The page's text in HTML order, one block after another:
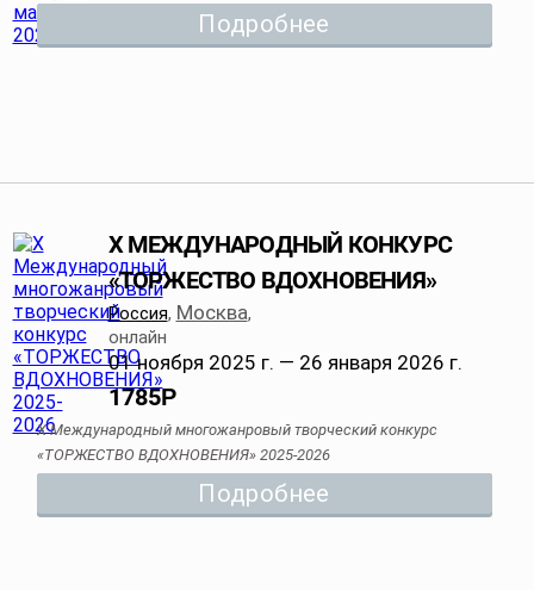
Подробнее
X МЕЖДУНАРОДНЫЙ КОНКУРС
«ТОРЖЕСТВО ВДОХНОВЕНИЯ»
Россия, Москва,
онлайн
01 ноября 2025 г. — 26 января 2026 г.
1785Р
X Международный многожанровый творческий конкурс
«ТОРЖЕСТВО ВДОХНОВЕНИЯ» 2025-2026
Подробнее